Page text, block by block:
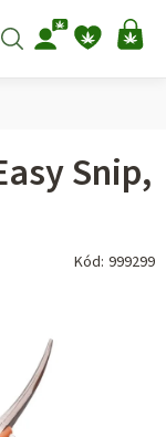
Hledat
Snip,
Kód: 999299